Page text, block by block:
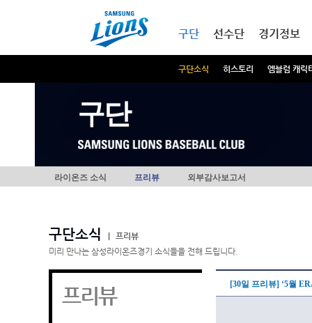
구단
구단소식 히스토리 엠블럼 캐릭
선수단 경기정보
구단
라이온즈 소식 프리뷰 외부감사보고서
구단소식
프리뷰
미리 만나는 삼성라이온즈경기 소식들을 전해 드립니다.
프리뷰 [30일 프리뷰] ‘5월